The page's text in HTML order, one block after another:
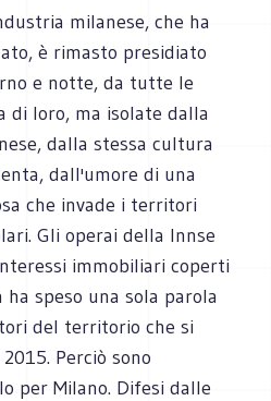
milanese, che ha
è rimasto presidiato
e notte, da tutte le
di loro, ma isolate dalla
dalla stessa cultura
dall'umore di una
che invade i territori
Gli operai della Innse
immobiliari coperti
speso una sola parola
del territorio che si
Perciò sono
per Milano. Difesi dalle